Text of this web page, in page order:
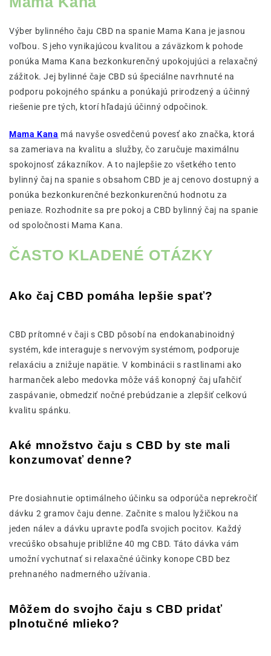
Výber bylinného čaju CBD na spanie Mama Kana je jasnou
voľbou. S jeho vynikajúcou kvalitou a záväzkom k pohode
ponúka Mama Kana bezkonkurenčný upokojujúci a relaxačný
zážitok. Jej bylinné čaje CBD sú špeciálne navrhnuté na
podporu pokojného spánku a ponúkajú prirodzený a účinný
riešenie pre tých, ktorí hľadajú účinný odpočinok.
Mama Kana má navyše osvedčenú povesť ako značka, ktorá
sa zameriava na kvalitu a služby, čo zaručuje maximálnu
spokojnosť zákazníkov. A to najlepšie zo všetkého tento
bylinný čaj na spanie s obsahom CBD je aj cenovo dostupný a
ponúka bezkonkurenčné bezkonkurenčnú hodnotu za
peniaze. Rozhodnite sa pre pokoj a CBD bylinný čaj na spanie
od spoločnosti Mama Kana.
ČASTO KLADENÉ OTÁZKY
Ako čaj CBD pomáha lepšie spať?
CBD prítomné v čaji s CBD pôsobí na endokanabinoidný
systém, kde interaguje s nervovým systémom, podporuje
relaxáciu a znižuje napätie. V kombinácii s rastlinami ako
harmanček alebo medovka môže váš konopný čaj uľahčiť
zaspávanie, obmedziť nočné prebúdzanie a zlepšiť celkovú
kvalitu spánku.
Aké množstvo čaju s CBD by ste mali
konzumovať denne?
Pre dosiahnutie optimálneho účinku sa odporúča neprekročiť
dávku 2 gramov čaju denne. Začnite s malou lyžičkou na
jeden nálev a dávku upravte podľa svojich pocitov. Každý
vrecúško obsahuje približne 40 mg CBD. Táto dávka vám
umožní vychutnať si relaxačné účinky konope CBD bez
prehnaného nadmerného užívania.
Môžem do svojho čaju s CBD pridať
plnotučné mlieko?